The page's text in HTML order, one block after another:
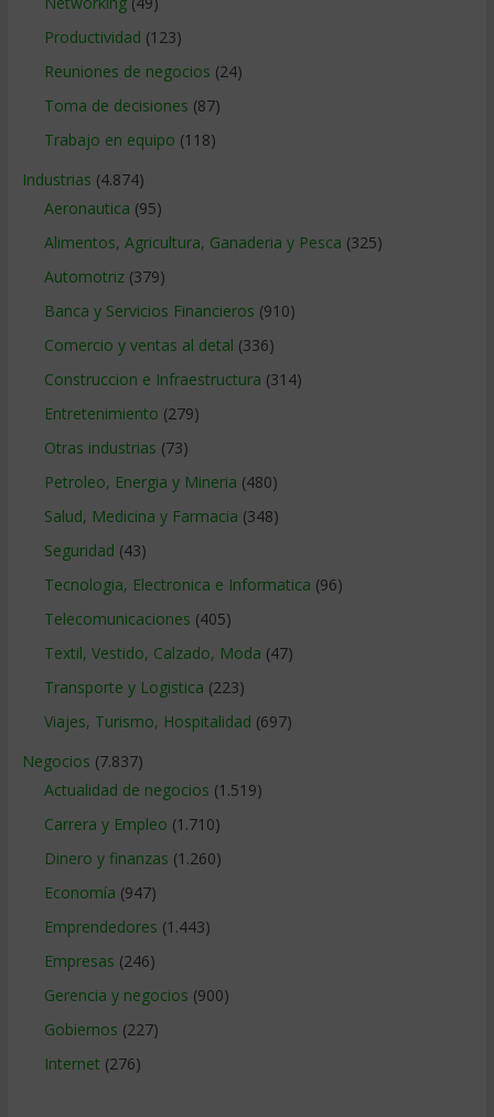
Productividad (123)
Reuniones de negocios (24)
Toma de decisiones (87)
Trabajo en equipo (118)
Industrias (4.874)
Aeronautica (95)
Alimentos, Agricultura, Ganaderia y Pesca (325)
Automotriz(379)
Banca y Servicios Financieros (910)
Comercio y ventas al detal (336)
Construccion e Infraestructura (314)
Entretenimiento (279)
Otras industrias (73)
Petroleo, Energia y Mineria (480)
Salud, Medicina y Farmacia (348)
Seguridad (43)
Tecnologia, Electronica e Informatica (96)
Telecomunicaciones (405)
Textil, Vestido, Calzado, Moda (47)
Transporte y Logistica (223)
Viajes, Turismo, Hospitalidad (697)
Negocios (7.837)
Actualidad de negocios (1.519)
Carrera y Empleo (1.710)
Dinero y finanzas (1.260)
Economía (947)
Emprendedores (1.443)
Empresas (246)
Gerencia y negocios (900)
Gobiernos (227)
Internet (276)